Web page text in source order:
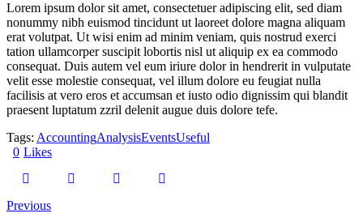
Lorem ipsum dolor sit amet, consectetuer adipiscing elit, sed diam
nonummy nibh euismod tincidunt ut laoreet dolore magna aliquam
erat volutpat. Ut wisi enim ad minim veniam, quis nostrud exerci
tation ullamcorper suscipit lobortis nisl ut aliquip ex ea commodo
consequat. Duis autem vel eum iriure dolor in hendrerit in vulputate
velit esse molestie consequat, vel illum dolore eu feugiat nulla
facilisis at vero eros et accumsan et iusto odio dignissim qui blandit
praesent luptatum zzril delenit augue duis dolore tefe.
Tags: AccountingAnalysisEventsUseful
0 Likes
글
Previous